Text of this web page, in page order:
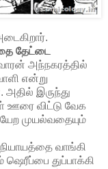
தேட்டை
அந்நகரத்தில்
என்று
அதில் இருந்து
ஊரை விட்டு வேக
முயல்வதையும்
வாங்கி
ஷெரீப்பை துப்பாக்கி